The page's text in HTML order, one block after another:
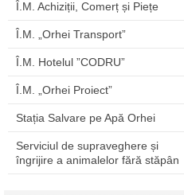
Î.M. Achiziții, Comerț și Piețe
Î.M. „Orhei Transport”
Î.M. Hotelul ”CODRU”
Î.M. „Orhei Proiect”
Stația Salvare pe Apă Orhei
Serviciul de supraveghere și
îngrijire a animalelor fără stăpân